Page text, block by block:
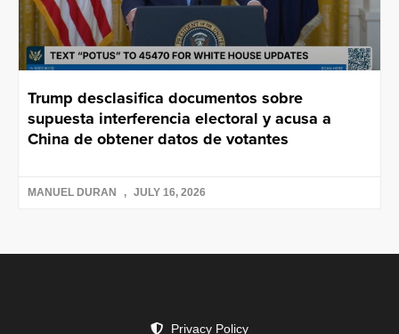
Trump desclasifica documentos sobre
supuesta interferencia electoral y acusa a
China de obtener datos de votantes
MANUEL DURAN JULY 16, 2026
Privacy Policy